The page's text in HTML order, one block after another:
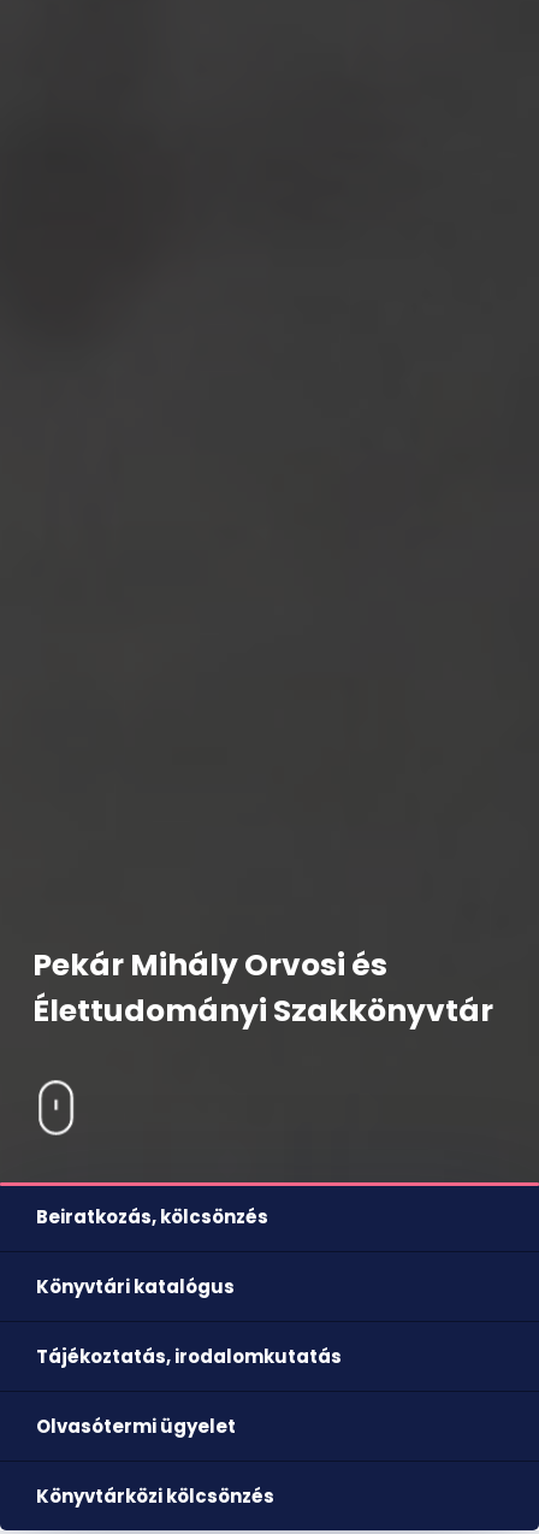
Pekár Mihály Orvosi és
Élettudományi Szakkönyvtár
Beiratkozás, kölcsönzés
Könyvtári katalógus
Tájékoztatás, irodalomkutatás
Olvasótermi ügyelet
Könyvtárközi kölcsönzés